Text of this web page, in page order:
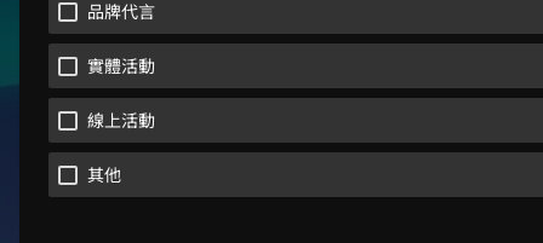
品牌代言
實體活動
線上活動
其他